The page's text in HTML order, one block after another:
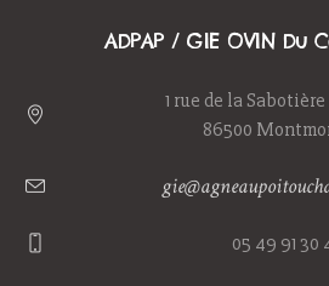
ADPAP / GIE OVIN Du
1 rue de la Sabotière
86500
05 49 91 30